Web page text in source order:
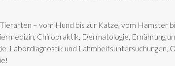
– vom Hund bis zur Katze, vom Hamster
Chiropraktik, Dermatologie, Ernährung
Labordiagnostik und Lahmheitsuntersuchungen,